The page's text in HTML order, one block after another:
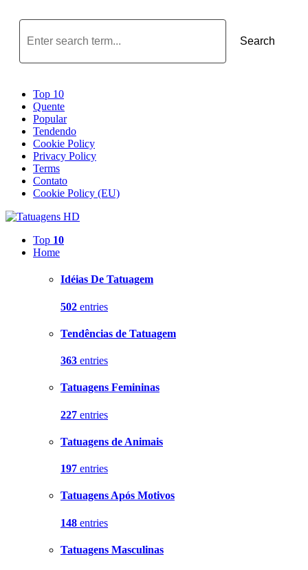
Search
Top 10
Quente
Popular
Tendendo
Cookie Policy
Privacy Policy
Terms
Contato
Cookie Policy (EU)
Top 10
Home
Idéias De Tatuagem
502 entries
Tendências de Tatuagem
363 entries
Tatuagens Femininas
227 entries
Tatuagens de Animais
197 entries
Tatuagens Após Motivos
148 entries
Tatuagens Masculinas